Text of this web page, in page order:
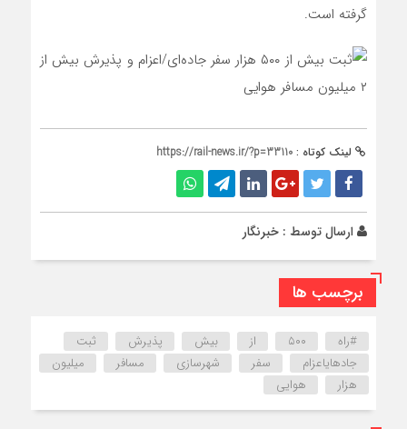
گرفته است.
لینک کوتاه : https://rail-news.ir/?p=33110
ارسال توسط : خبرنگار
برچسب ها
#راه ۵۰۰ از بیش پذیرش
ثبت
جادهایاعزام
سفر شهرسازی مسافر
میلیون
هزار
هوایی